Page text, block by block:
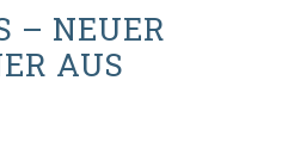
– NEUER
AUS